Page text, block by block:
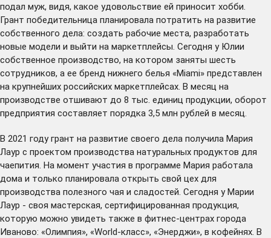
подал муж, видя, какое удовольствие ей приносит хобби.
Грант победительница планировала потратить на развитие
собственного дела: создать рабочие места, разработать
новые модели и выйти на маркетплейсы. Сегодня у Юлии
собственное производство, на котором заняты шесть
сотрудников, а ее бренд нижнего белья «Miami» представлен
на крупнейших российских маркетплейсах. В месяц на
производстве отшивают до 8 тыс. единиц продукции, оборот
предприятия составляет порядка 3,5 млн рублей в месяц.
В 2021 году грант на развитие своего дела получила Мария
Лаур с проектом производства натуральных продуктов для
чаепития. На момент участия в программе Мария работала
дома и только планировала открыть свой цех для
производства полезного чая и сладостей. Сегодня у Марии
Лаур - своя мастерская, сертифицированная продукция,
которую можно увидеть также в фитнес-центрах города
Иваново: «Олимпия», «World-класс», «Энерджи», в кофейнях. В